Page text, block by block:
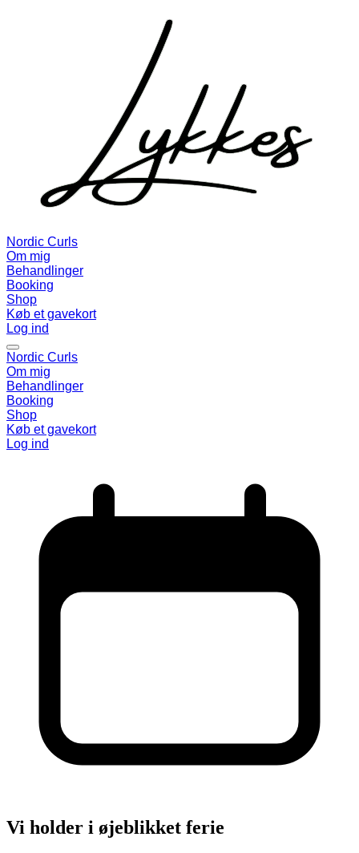
Nordic Curls
Om mig
Behandlinger
Booking
Shop
Køb et gavekort
Log ind
Nordic Curls
Om mig
Behandlinger
Booking
Shop
Køb et gavekort
Log ind
Vi holder i øjeblikket ferie